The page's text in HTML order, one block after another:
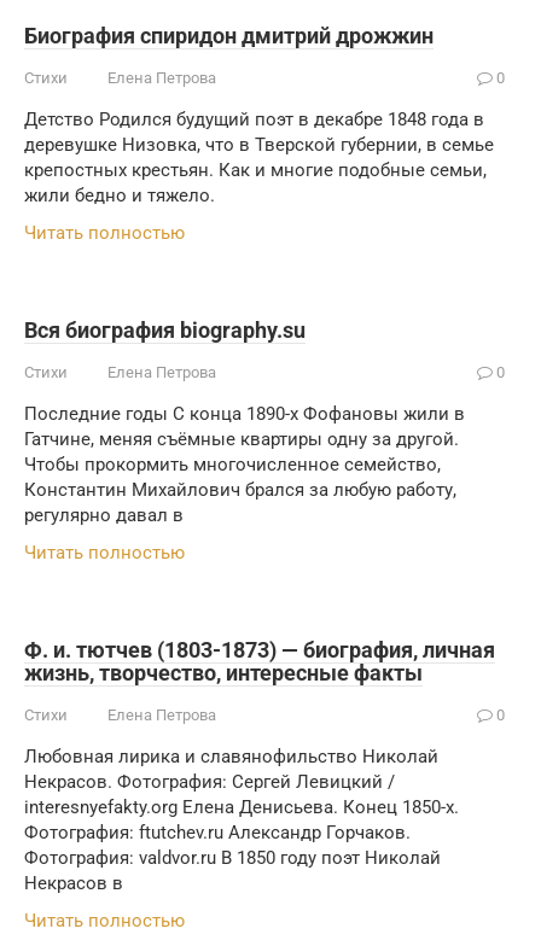
Биография спиридон дмитрий дрожжин
Стихи Елена Петрова 0
Детство Родился будущий поэт в декабре 1848 года в
деревушке Низовка, что в Тверской губернии, в семье
крепостных крестьян. Как и многие подобные семьи,
жили бедно и тяжело.
Читать полностью
Вся биография biography.su
Стихи Елена Петрова 0
Последние годы С конца 1890-х Фофановы жили в
Гатчине, меняя съёмные квартиры одну за другой.
Чтобы прокормить многочисленное семейство,
Константин Михайлович брался за любую работу,
регулярно давал в
Читать полностью
Ф. и. тютчев (1803-1873) — биография, личная
жизнь, творчество, интересные факты
Стихи Елена Петрова 0
Любовная лирика и славянофильство Николай
Некрасов. Фотография: Сергей Левицкий /
interesnyefakty.org Елена Денисьева. Конец 1850-х.
Фотография: ftutchev.ru Александр Горчаков.
Фотография: valdvor.ru В 1850 году поэт Николай
Некрасов в
Читать полностью